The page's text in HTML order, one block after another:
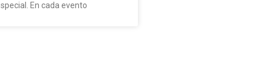
En cada evento